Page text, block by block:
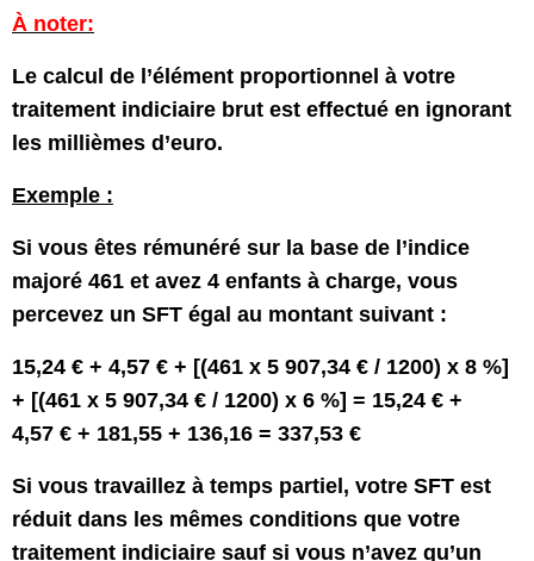
À noter:
Le calcul de l’élément proportionnel à votre
traitement indiciaire brut est effectué en ignorant
les millièmes d’euro.
Exemple :
Si vous êtes rémunéré sur la base de l’indice
majoré 461 et avez 4 enfants à charge, vous
percevez un SFT égal au montant suivant :
15,24 € + 4,57 € + [(461 x 5 907,34 € / 1200) x 8 %]
+ [(461 x 5 907,34 € / 1200) x 6 %] = 15,24 € +
4,57 € + 181,55 + 136,16 = 337,53 €
Si vous travaillez à temps partiel, votre SFT est
réduit dans les mêmes conditions que votre
traitement indiciaire sauf si vous n’avez qu’un